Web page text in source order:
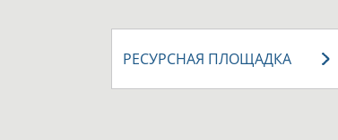
РЕСУРСНАЯ ПЛОЩАДКА